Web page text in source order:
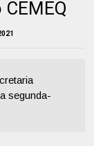
segunda-